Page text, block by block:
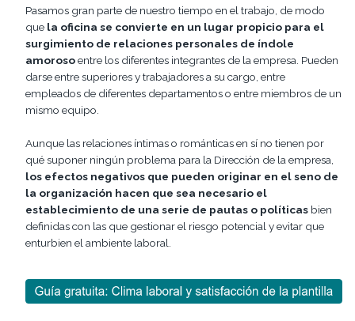
Pasamos gran parte de nuestro tiempo en el trabajo, de modo
que la oficina se convierte en un lugar propicio para el
surgimiento de relaciones personales de índole
amorosoentre los diferentes integrantes de la empresa. Pueden
darse entre superiores y trabajadores a su cargo, entre
empleados de diferentes departamentos o entre miembros de un
mismo equipo.
Aunque las relaciones íntimas o románticas en sí no tienen por
qué suponer ningún problema para la Dirección de la empresa,
los efectos negativos que pueden originar en el seno de
la organización hacen que sea necesario el
establecimiento de una serie de pautas o políticas bien
definidas con las que gestionar el riesgo potencial y evitar que
enturbien el ambiente laboral.